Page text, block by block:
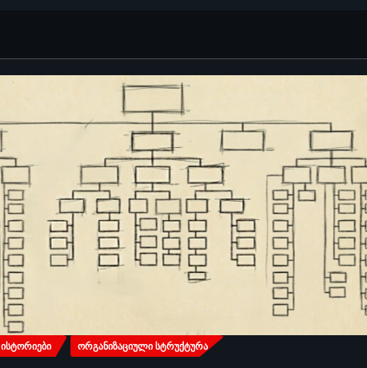
ᲘᲡᲢᲝᲠᲘᲔᲑᲘ ᲝᲠᲒᲐᲜᲘᲖᲐᲪᲘᲣᲚᲘ ᲡᲢᲠᲣᲥᲢᲣᲠᲐ